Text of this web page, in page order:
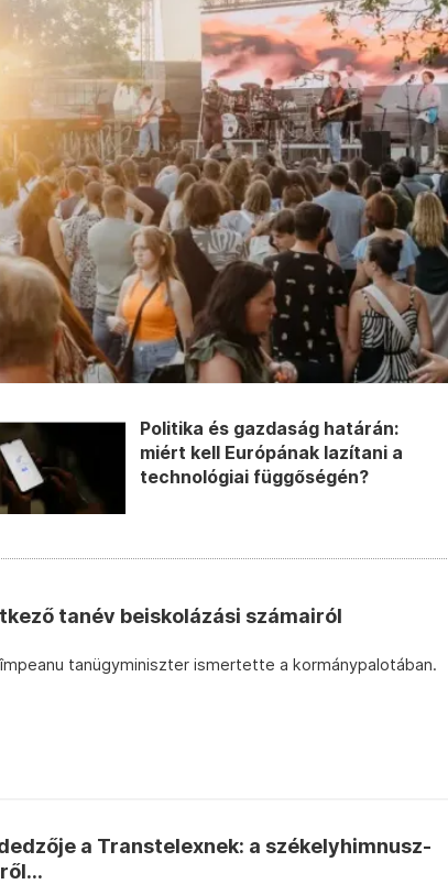
Politika és gazdaság határán:
miért kell Európának lazítani a
technológiai függőségén?
tanév beiskolázási számairól
tanügyminiszter ismertette a kormánypalotában.
a Transtelexnek: a székelyhimnusz-